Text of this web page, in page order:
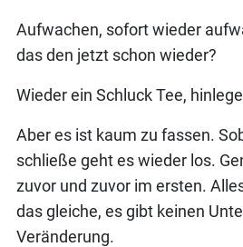
Aufwachen, sofort wieder
das den jetzt schon wieder?
Wieder ein Schluck Tee,
Aber es ist kaum zu fassen.
schließe geht es wieder los.
zuvor und zuvor im ersten.
das gleiche, es gibt keinen
Veränderung.